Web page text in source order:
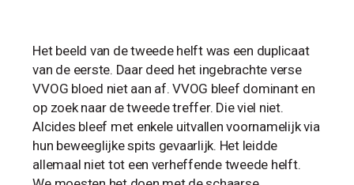
Het beeld van de tweede helft was een duplicaat
van de eerste. Daar deed het ingebrachte verse
VVOG bloed niet aan af. VVOG bleef dominant en
op zoek naar de tweede treffer. Die viel niet.
Alcides bleef met enkele uitvallen voornamelijk via
hun beweeglijke spits gevaarlijk. Het leidde
allemaal niet tot een verheffende tweede helft.